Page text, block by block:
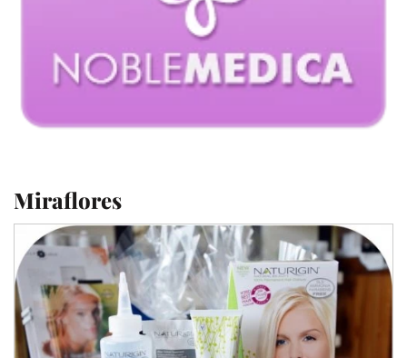
Miraflores